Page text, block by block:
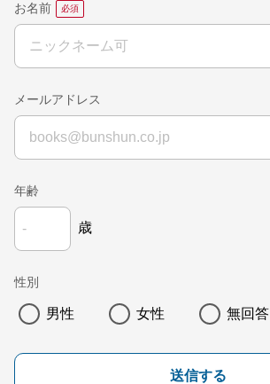
お名前
メールアドレス
年齢
歳
性別
男性 女性 無回答
送信する